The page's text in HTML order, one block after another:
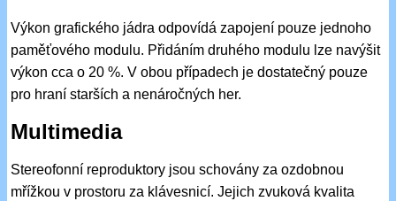
Výkon grafického jádra odpovídá zapojení pouze jednoho
paměťového modulu. Přidáním druhého modulu lze navýšit
výkon cca o 20 %. V obou případech je dostatečný pouze
pro hraní starších a nenáročných her.
Multimedia
Stereofonní reproduktory jsou schovány za ozdobnou
mřížkou v prostoru za klávesnicí. Jejich zvuková kvalita